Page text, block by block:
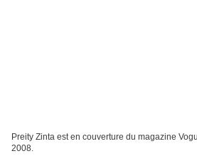
Preity Zinta est en couverture du magazine
2008.